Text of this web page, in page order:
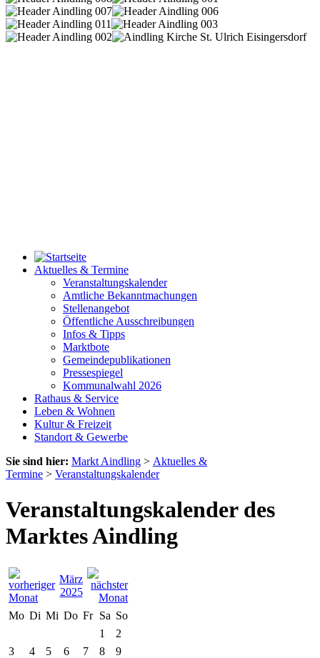
Aktuelles & Termine
Veranstaltungskalender
Amtliche Bekanntmachungen
Stellenangebot
Öffentliche Ausschreibungen
Infos & Tipps
Marktbote
Gemeindepublikationen
Pressespiegel
Kommunalwahl 2026
Rathaus & Service
Leben & Wohnen
Kultur & Freizeit
Standort & Gewerbe
Sie sind hier: Markt Aindling > Aktuelles &
Termine > Veranstaltungskalender
Veranstaltungskalender des
Marktes Aindling
März
2025
Mo Di Mi Do Fr Sa So
1
2
3
4 5 6 7 8
9